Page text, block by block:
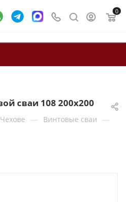
0
сваи 108 200x200
— Винтовые сваи —